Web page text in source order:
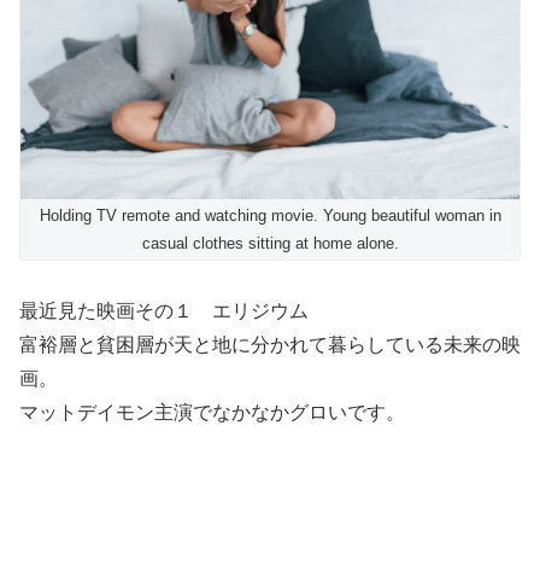
Holding TV remote and watching movie. Young beautiful woman in
casual clothes sitting at home alone.
最近見た映画その１ エリジウム
富裕層と貧困層が天と地に分かれて暮らしている未来の映
画。
マットデイモン主演でなかなかグロいです。